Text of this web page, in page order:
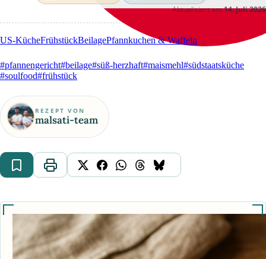
Aktualisiert am14. Juli 2026
US-KücheFrühstückBeilagePfannkuchen & Waffeln
#pfannengericht#beilage#süß-herzhaft#maismehl#südstaatsküche
#soulfood#frühstück
REZEPT VON
malsati-team